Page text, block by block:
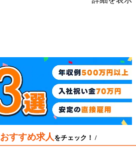
おすすめ求人 をチェック！ /